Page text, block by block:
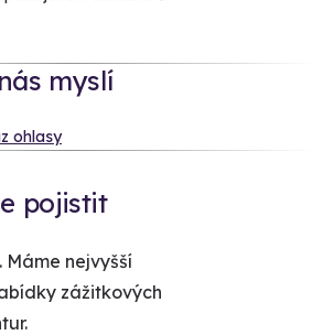
myslí
ohlasy
pojistit
nejvyšší
zážitkových